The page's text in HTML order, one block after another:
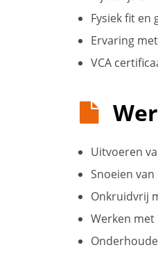
Fysiek fit en
Ervaring
VCA
Uitvoeren
Snoeien
Onkruidvrij
Werken met